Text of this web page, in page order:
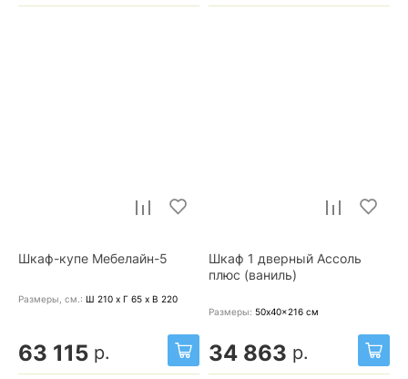
Шкаф-купе Мебелайн-5
Размеры, cм.: Ш 210 x Г 65 x В 220
63 115 р.
Шкаф 1 дверный Ассоль
плюс (ваниль)
Размеры: 50x40x216 см
34 863 р.